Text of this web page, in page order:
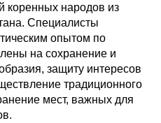
коренных народов из
Специалисты
опытом по
на сохранение и
защиту интересов
традиционного
мест, важных для